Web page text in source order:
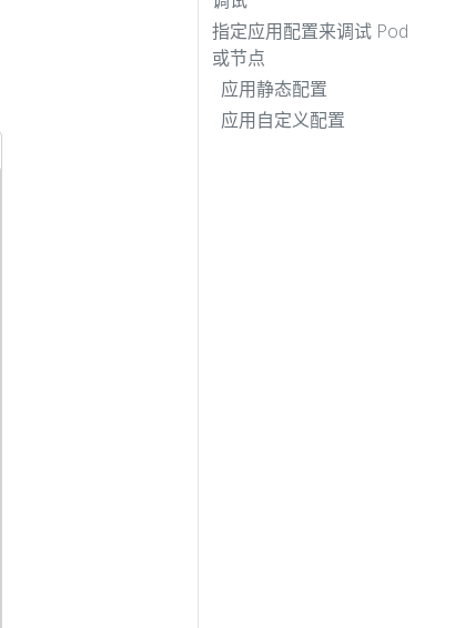
指定应用配置来调试 Pod
或节点
应用静态配置
应用自定义配置